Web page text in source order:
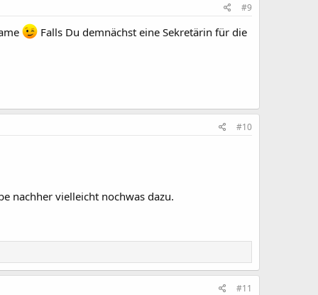
#9
Falls Du demnächst eine Sekretärin für die
#10
nachher vielleicht nochwas dazu.
#11